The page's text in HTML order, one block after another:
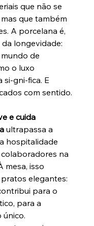
que não se
que também
A porcelana é,
longevidade:
de
o luxo
si-gni-fica. E
com sentido.
e cuida
ultrapassa a
hospitalidade
na
mesa, isso
elegantes:
para o
para a
único.